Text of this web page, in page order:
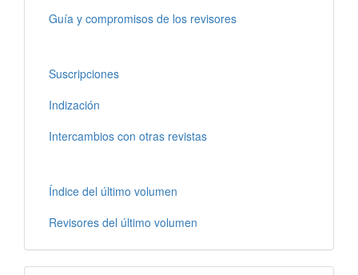
Guía y compromisos de los revisores
Suscripciones
Indización
Intercambios con otras revistas
Índice del último volumen
Revisores del último volumen